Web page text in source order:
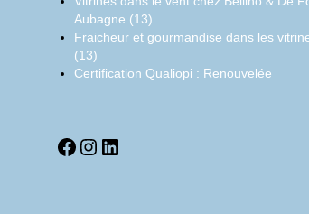
Aubagne (13)
Fraicheur et gourmandise dans les
(13)
Certification Qualiopi : Renouvelée
Facebook
Instagram
LinkedIn